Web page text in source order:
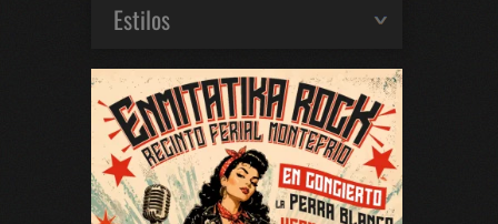
Estilos